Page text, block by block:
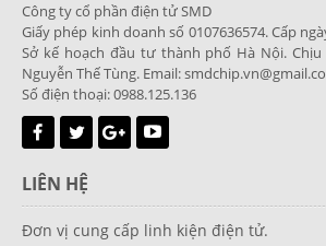
Công ty cổ phần điện tử SMD
Giấy phép kinh doanh số 0107636574. Cấp
Sở kế hoạch đầu tư thành phố Hà Nội.
Nguyễn Thế Tùng. Email:
Số điện thoại: 0988.125.136
LIÊN HỆ
Đơn vị cung cấp linh kiện điện tử.